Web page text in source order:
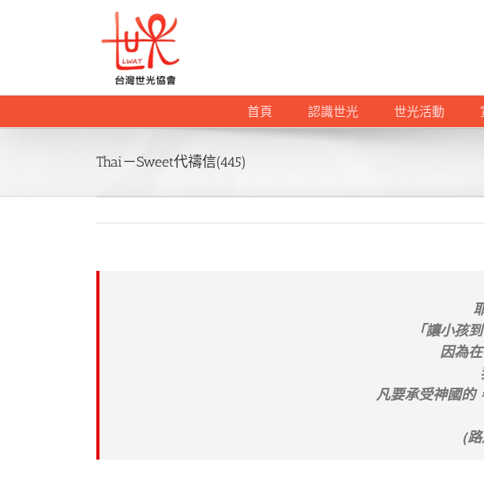
首頁 認識世光 世光活動
Thai－Sweet代禱信(445)
「讓小孩
因為
凡要承受神國的
(